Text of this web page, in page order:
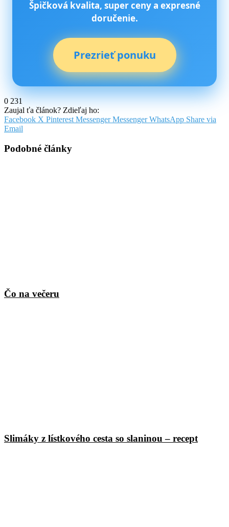
Špičková kvalita, super ceny a expresné
doručenie.
Prezrieť ponuku
0 231
Zaujal ťa článok? Zdieľaj ho:
Facebook X Pinterest Messenger Messenger WhatsApp Share via
Email
Podobné články
Čo na večeru
Slimáky z lístkového cesta so slaninou – recept